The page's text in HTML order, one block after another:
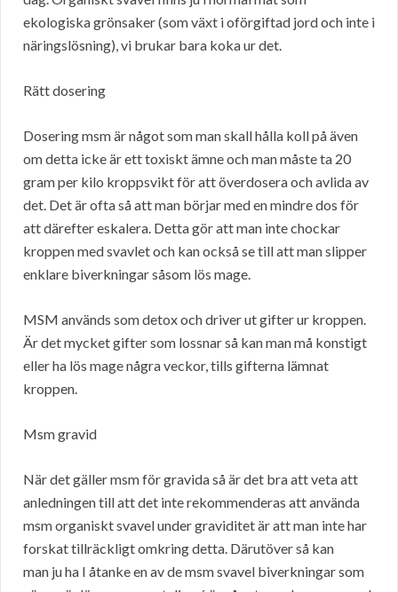
ekologiska grönsaker (som växt i oförgiftad jord och inte i
näringslösning), vi brukar bara koka ur det.
Rätt dosering
Dosering msm är något som man skall hålla koll på även
om detta icke är ett toxiskt ämne och man måste ta 20
gram per kilo kroppsvikt för att överdosera och avlida av
det. Det är ofta så att man börjar med en mindre dos för
att därefter eskalera. Detta gör att man inte chockar
kroppen med svavlet och kan också se till att man slipper
enklare biverkningar såsom lös mage.
MSM används som detox och driver ut gifter ur kroppen.
Är det mycket gifter som lossnar så kan man må konstigt
eller ha lös mage några veckor, tills gifterna lämnat
kroppen.
Msm gravid
När det gäller msm för gravida så är det bra att veta att
anledningen till att det inte rekommenderas att använda
msm organiskt svavel under graviditet är att man inte har
forskat tillräckligt omkring detta. Därutöver så kan
man ju ha I åtanke en av de msm svavel biverkningar som